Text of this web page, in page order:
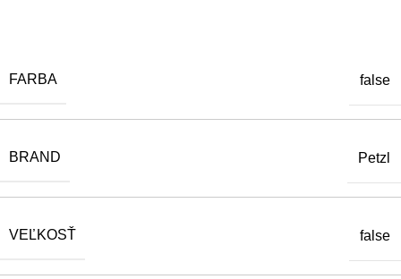
FARBA false
BRAND Petzl
VEĽKOSŤ false